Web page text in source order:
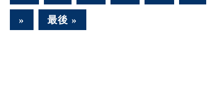
» 最後 »